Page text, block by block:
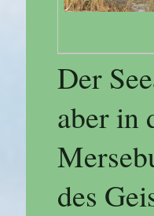
Der
aber in
des